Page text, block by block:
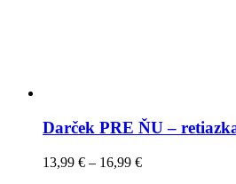
Darček PRE ŇU –
13,99 € – 16,99 €